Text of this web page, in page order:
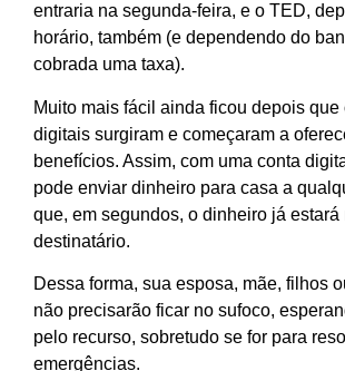
entraria na segunda-feira, e o TED,
horário, também (e dependendo do
cobrada uma taxa).
Muito mais fácil ainda ficou depois que
digitais surgiram e começaram a
benefícios. Assim, com uma conta
pode enviar dinheiro para casa a
que, em segundos, o dinheiro já estará
destinatário.
Dessa forma, sua esposa, mãe, filhos
não precisarão ficar no sufoco,
pelo recurso, sobretudo se for para
emergências.